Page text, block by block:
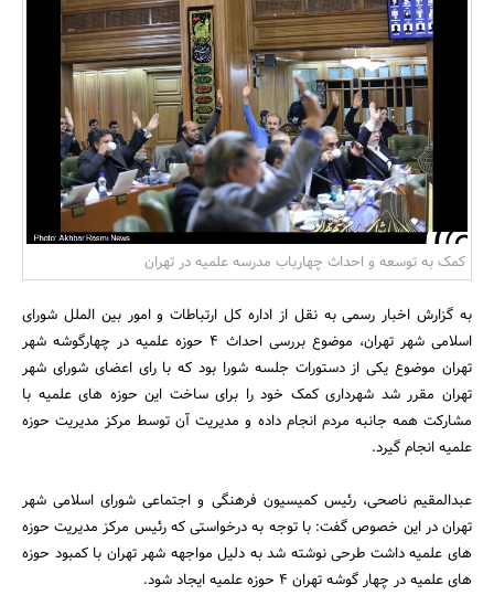
بانک، بیمه و سرمایه
مسکن و ساختمان
کمک به توسعه و احداث چهارباب مدرسه علمیه در تهران
به گزارش اخبار رسمی به نقل از اداره کل ارتباطات و امور بین الملل شورای
اسلامی شهر تهران، موضوع بررسی احداث 4 حوزه علمیه در چهارگوشه شهر
تهران موضوع یکی از دستورات جلسه شورا بود که با رای اعضای شورای شهر
تهران مقرر شد شهرداری کمک خود را برای ساخت این حوزه های علمیه با
مشارکت همه جانبه مردم انجام داده و مدیریت آن توسط مرکز مدیریت حوزه
علمیه انجام گیرد.
عبدالمقیم ناصحی، رئیس کمیسیون فرهنگی و اجتماعی شورای اسلامی شهر
تهران در این خصوص گفت: با توجه به درخواستی که رئیس مرکز مدیریت حوزه
های علمیه داشت طرحی نوشته شد به دلیل مواجهه شهر تهران با کمبود حوزه
های علمیه در چهار گوشه تهران 4 حوزه علمیه ایجاد شود.